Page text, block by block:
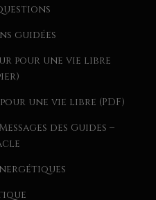
guidées
pour une vie libre
une vie libre (PDF)
des Guides –